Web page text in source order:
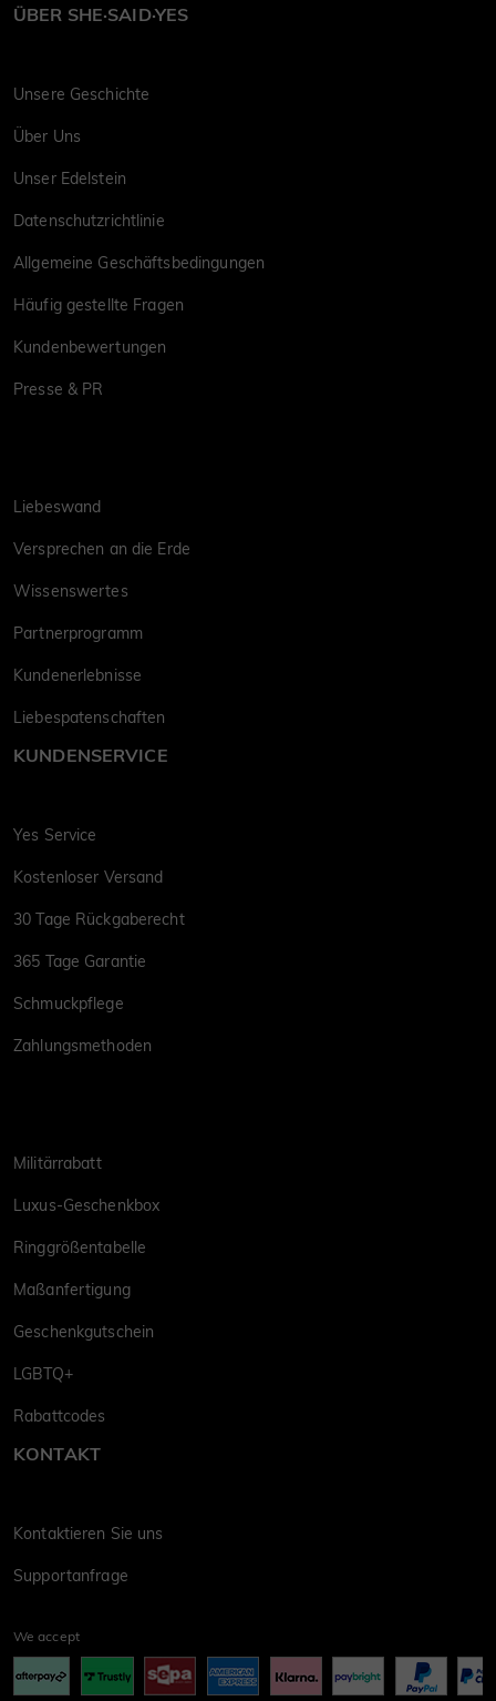
ÜBER SHE·SAID·YES
Unsere Geschichte
Über Uns
Unser Edelstein
Datenschutzrichtlinie
Allgemeine Geschäftsbedingungen
Häufig gestellte Fragen
Kundenbewertungen
Presse & PR
Liebeswand
Versprechen an die Erde
Wissenswertes
Partnerprogramm
Kundenerlebnisse
Liebespatenschaften
KUNDENSERVICE
Yes Service
Kostenloser Versand
30 Tage Rückgaberecht
365 Tage Garantie
Schmuckpflege
Zahlungsmethoden
Militärrabatt
Luxus-Geschenkbox
Ringgrößentabelle
Maßanfertigung
Geschenkgutschein
LGBTQ+
Rabattcodes
KONTAKT
Kontaktieren Sie uns
Supportanfrage
We accept